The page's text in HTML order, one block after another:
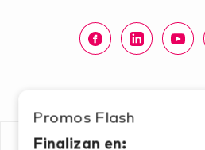
Promos Flash
Finalizan en: